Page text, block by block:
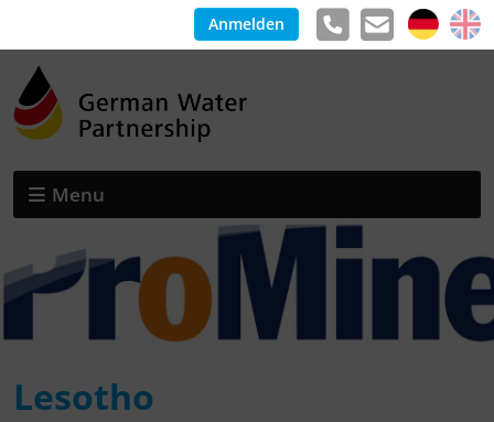
Anmelden
Menu
Lesotho